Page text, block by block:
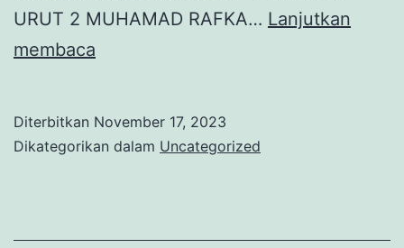
URUT 2 MUHAMAD RAFKA… Lanjutkan
membaca
SMP
Diterbitkan November 17, 2023
Dikategorikan dalam Uncategorized